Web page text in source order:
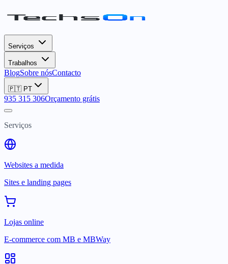
Serviços
Trabalhos
BlogSobre nósContacto
🇵🇹 PT
935 315 306Orçamento grátis
Serviços
Websites a medida
Sites e landing pages
Lojas online
E-commerce com MB e MBWay